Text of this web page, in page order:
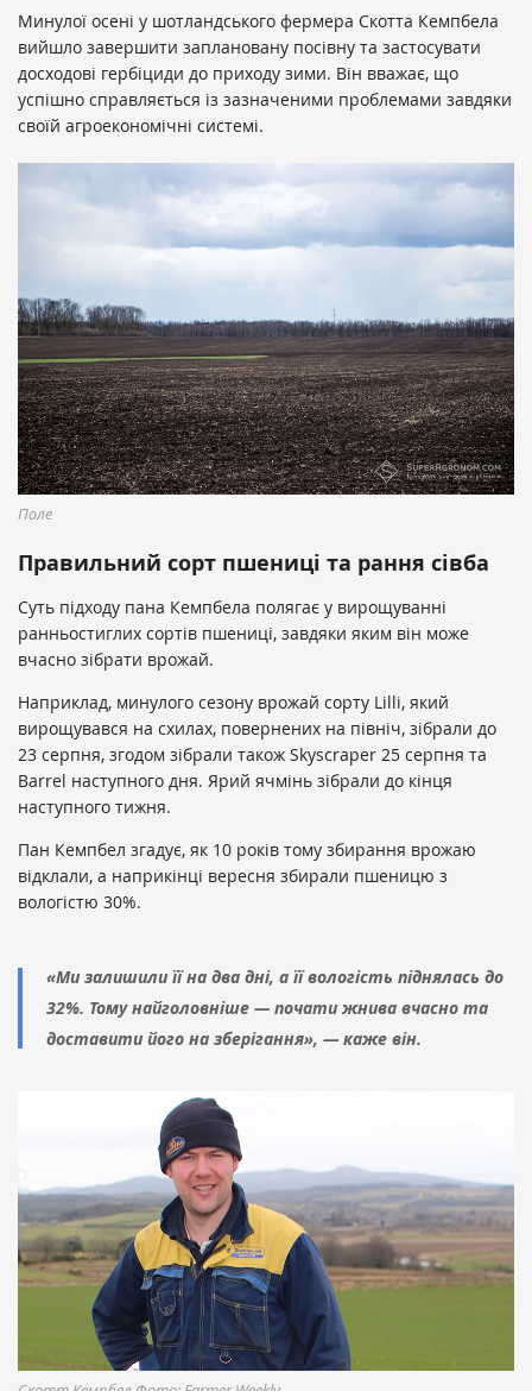
Минулої осені у шотландського фермера Скотта Кемпбела
вийшло завершити заплановану посівну та застосувати
досходові гербіциди до приходу зими. Він вважає, що
успішно справляється із зазначеними проблемами завдяки
своїй агроекономічні системі.
Поле
Правильний сорт пшениці та рання сівба
Суть підходу пана Кемпбела полягає у вирощуванні
ранньостиглих сортів пшениці, завдяки яким він може
вчасно зібрати врожай.
Наприклад, минулого сезону врожай сорту Lilli, який
вирощувався на схилах, повернених на північ, зібрали до
23 серпня, згодом зібрали також Skyscraper 25 серпня та
Barrel наступного дня. Ярий ячмінь зібрали до кінця
наступного тижня.
Пан Кемпбел згадує, як 10 років тому збирання врожаю
відклали, а наприкінці вересня збирали пшеницю з
вологістю 30%.
«Ми залишили її на два дні, а її вологість піднялась до
32%. Тому найголовніше — почати жнива вчасно та
доставити його на зберігання», — каже він.